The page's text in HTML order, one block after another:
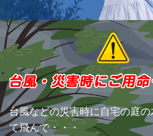
台風などの災害時に自宅の庭
て飛んで・・・